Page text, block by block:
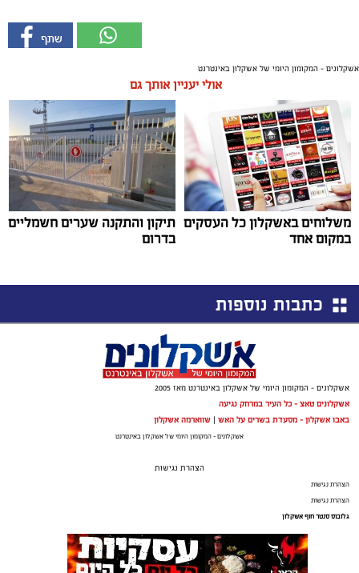
אשקלונים - המקומון היומי של אשקלון באינטרנט
אולי יעניין אותך גם
משלוחים באשקלון כל העסקים
במקום אחד
תיקון והתקנה שערים חשמליים
בדרום
כתבות נוספות
אשקלונים - המקומון היומי של אשקלון באינטרנט מאז 2005
אשקלונים טאצ - כל העיר במרחק נגיעה
באבו אשקלון - מסעדת בשרים על האש | שווארמה אשקלון
אשקלונים - המקומון היומי של אשקלון באינטרנט
הצהרת נגישות
הצהרת נגישות
הצהרת נגישות
גלובוס סנטר חוף אשקלון